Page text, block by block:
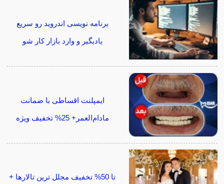
برنامه نویسی اندروید رو سریع
یادبگیر و وارد بازار کار شو
ایمپلنت اقساطی با ضمانت
مادام‌العمر+ 25% تخفیف ویژه
تا 50% تخفیف مجلل ترین تالارها +